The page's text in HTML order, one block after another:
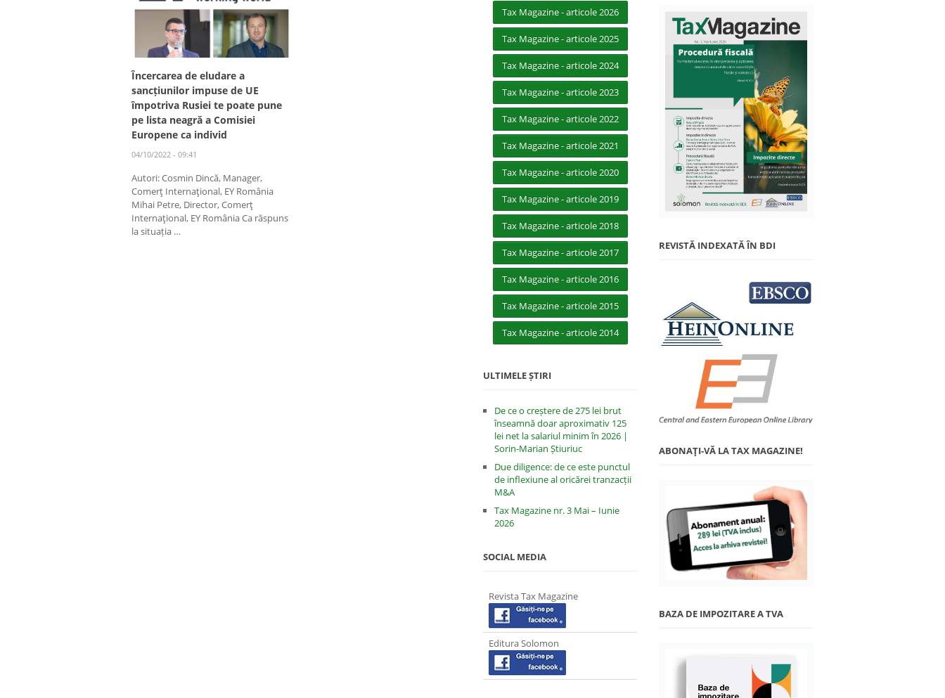
Încercarea de eludare a
sancțiunilor impuse de UE
împotriva Rusiei te poate pune
pe lista neagră a Comisiei
Europene ca individ
04/10/2022 - 09:41
Autori: Cosmin Dincă, Manager,
Comerţ Internaţional, EY România
Mihai Petre, Director, Comerţ
Internaţional, EY România Ca răspuns
la situația …
Tax Magazine - articole 2026
Tax Magazine - articole 2025
Tax Magazine - articole 2024
Tax Magazine - articole 2023
Tax Magazine - articole 2022
Tax Magazine - articole 2021
Tax Magazine - articole 2020
Tax Magazine - articole 2019
Tax Magazine - articole 2018
Tax Magazine - articole 2017
Tax Magazine - articole 2016
Tax Magazine - articole 2015
Tax Magazine - articole 2014
ULTIMELE ȘTIRI
De ce o creștere de 275 lei brut
înseamnă doar aproximativ 125
lei net la salariul minim în 2026 |
Sorin-Marian Știuriuc
Due diligence: de ce este punctul
de inflexiune al oricărei tranzacții
M&A
Tax Magazine nr. 3 Mai – Iunie
2026
SOCIAL MEDIA
Revista Tax Magazine
Editura Solomon
REVISTĂ INDEXATĂ ÎN BDI
ABONAŢI-VĂ LA TAX MAGAZINE!
BAZA DE IMPOZITARE A TVA